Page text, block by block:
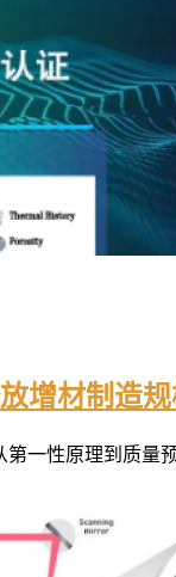
增材制造
第一性原理到质量